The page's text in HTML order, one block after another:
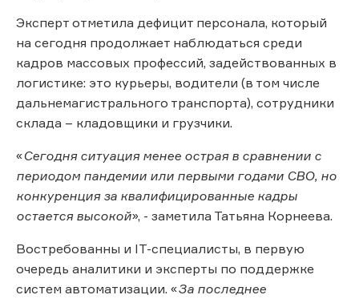
Эксперт отметила дефицит персонала, который
на сегодня продолжает наблюдаться среди
кадров массовых профессий, задействованных в
логистике: это курьеры, водители (в том числе
дальнемагистрального транспорта), сотрудники
склада – кладовщики и грузчики.
«Сегодня ситуация менее острая в сравнении с
периодом пандемии или первыми годами СВО, но
конкуренция за квалифицированные кадры
остается высокой», - заметила Татьяна Корнеева.
Востребованны и IT-специалисты, в первую
очередь аналитики и эксперты по поддержке
систем автоматизации. «За последнее